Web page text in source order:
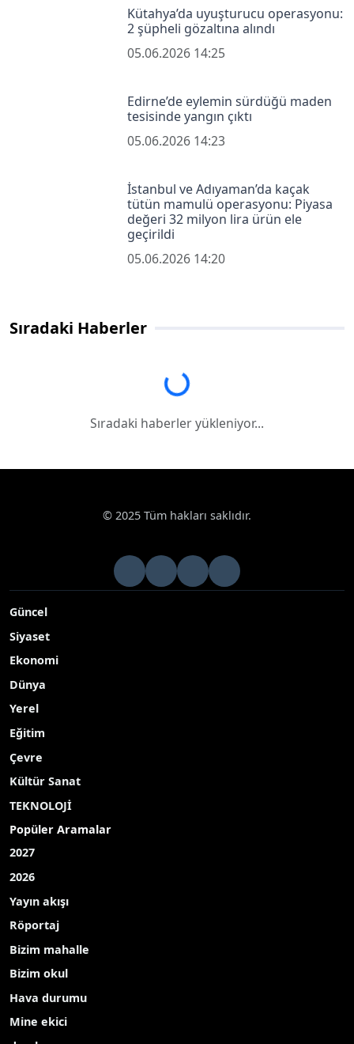
Kütahya’da uyuşturucu operasyonu:
2 şüpheli gözaltına alındı
05.06.2026 14:25
Edirne’de eylemin sürdüğü maden
tesisinde yangın çıktı
05.06.2026 14:23
İstanbul ve Adıyaman’da kaçak
tütün mamulü operasyonu: Piyasa
değeri 32 milyon lira ürün ele
geçirildi
05.06.2026 14:20
Sıradaki Haberler
Sıradaki haberler yükleniyor...
Sıradaki haberler yükleniyor...
© 2025 Tüm hakları saklıdır.
Güncel
Siyaset
Ekonomi
Dünya
Yerel
Eğitim
Çevre
Kültür Sanat
TEKNOLOJİ
Popüler Aramalar
2027
2026
Yayın akışı
Röportaj
Bizim mahalle
Bizim okul
Hava durumu
Mine ekici